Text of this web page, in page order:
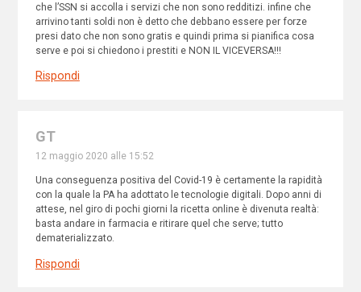
che l’SSN si accolla i servizi che non sono redditizi. infine che
arrivino tanti soldi non è detto che debbano essere per forze
presi dato che non sono gratis e quindi prima si pianifica cosa
serve e poi si chiedono i prestiti e NON IL VICEVERSA!!!
Rispondi
GT
12 maggio 2020 alle 15:52
Una conseguenza positiva del Covid-19 è certamente la rapidità
con la quale la PA ha adottato le tecnologie digitali. Dopo anni di
attese, nel giro di pochi giorni la ricetta online è divenuta realtà:
basta andare in farmacia e ritirare quel che serve; tutto
dematerializzato.
Rispondi